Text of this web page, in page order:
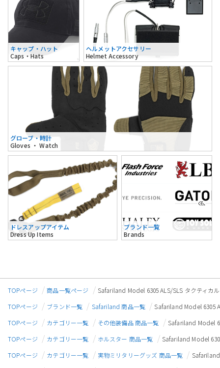
キャップ・ハット
Caps・Hats
ヘルメットアクセサリー
Helmet Accessory
グローブ・時計
Gloves ・ Watch
ドレスアップアイテム
Dress Up Items
ブランド一覧
Brands
TOPページ 商品一覧ページ
Safariland Model 6305 ALS/SLS タクティカ
TOPページ
ブランド一覧 Safariland 商品一覧
Safariland Model 6305
TOPページ
カテゴリー一覧 その他装備品 商品一覧
Safariland Model
TOPページ
カテゴリー一覧 ホルスター 商品一覧
Safariland Model
TOPページ
カテゴリー一覧 実物ミリタリーグッズ 商品一覧